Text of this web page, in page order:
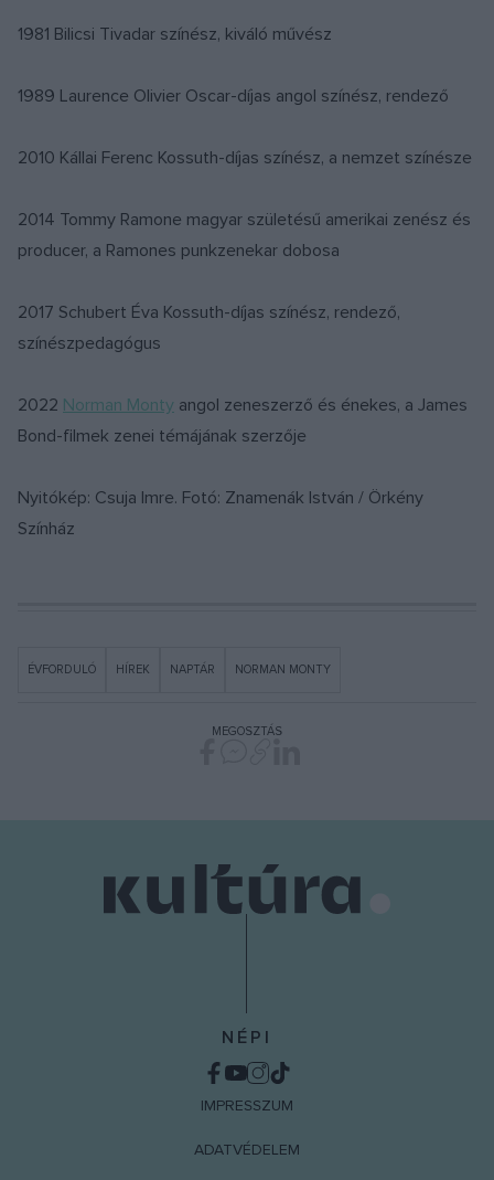
1981 Bilicsi Tivadar színész, kiváló művész
1989 Laurence Olivier Oscar-díjas angol színész, rendező
2010 Kállai Ferenc Kossuth-díjas színész, a nemzet színésze
2014 Tommy Ramone magyar születésű amerikai zenész és
producer, a Ramones punkzenekar dobosa
2017 Schubert Éva Kossuth-díjas színész, rendező,
színészpedagógus
2022 Norman Monty angol zeneszerző és énekes, a James
Bond-filmek zenei témájának szerzője
Nyitókép: Csuja Imre. Fotó: Znamenák István / Örkény
Színház
ÉVFORDULÓ HÍREK NAPTÁR NORMAN MONTY
MEGOSZTÁS
NÉPI
IMPRESSZUM
ADATVÉDELEM